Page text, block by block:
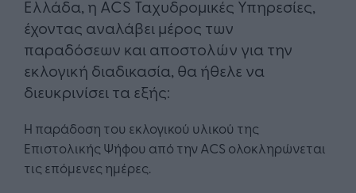
Ελλάδα, η ACS Ταχυδρομικές Υπηρεσίες,
έχοντας αναλάβει μέρος των
παραδόσεων και αποστολών για την
εκλογική διαδικασία, θα ήθελε να
διευκρινίσει τα εξής:
Η παράδοση του εκλογικού υλικού της
Επιστολικής Ψήφου από την ACS ολοκληρώνεται
τις επόμενες ημέρες.